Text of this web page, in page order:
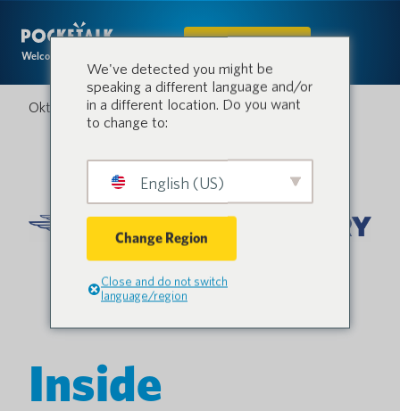
Welcome to the conversation.
IN DEN SHOP
Oktober 28, 2025
Inside
We've detected you might be
speaking a different language and/or
in a different location. Do you want
to change to:
English (US)
Change Region
Close and do not switch
language/region